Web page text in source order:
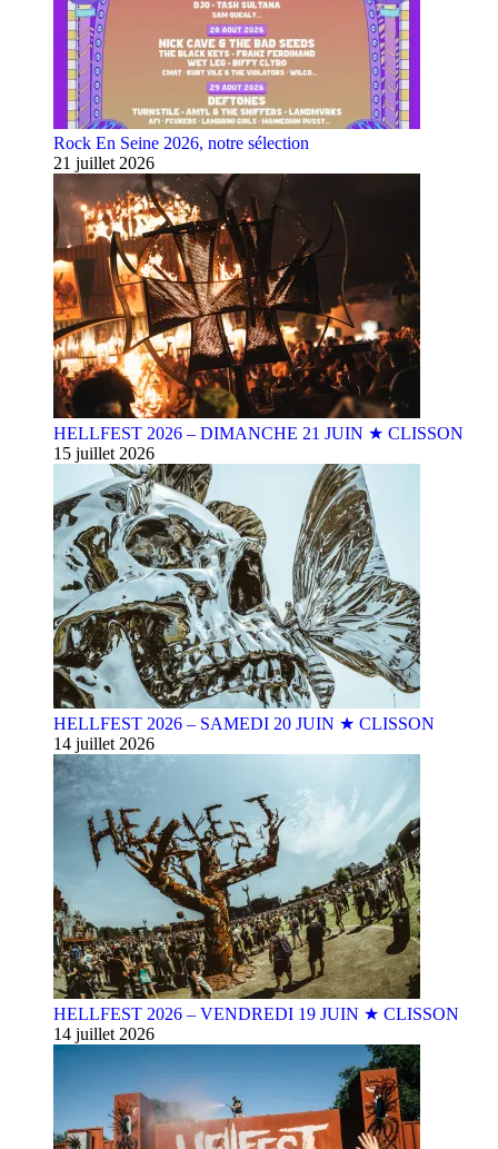
Rock En Seine 2026, notre sélection
21 juillet 2026
HELLFEST 2026 – DIMANCHE 21 JUIN ★ CLISSON
15 juillet 2026
HELLFEST 2026 – SAMEDI 20 JUIN ★ CLISSON
14 juillet 2026
HELLFEST 2026 – VENDREDI 19 JUIN ★ CLISSON
14 juillet 2026